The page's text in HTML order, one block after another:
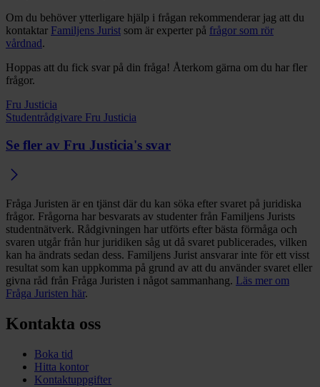
Om du behöver ytterligare hjälp i frågan rekommenderar jag att du
kontaktar Familjens Jurist som är experter på frågor som rör
vårdnad.
Hoppas att du fick svar på din fråga! Återkom gärna om du har fler
frågor.
Fru Justicia
Studentrådgivare Fru Justicia
Se fler av Fru Justicia's svar
Fråga Juristen är en tjänst där du kan söka efter svaret på juridiska
frågor. Frågorna har besvarats av studenter från Familjens Jurists
studentnätverk. Rådgivningen har utförts efter bästa förmåga och
svaren utgår från hur juridiken såg ut då svaret publicerades, vilken
kan ha ändrats sedan dess. Familjens Jurist ansvarar inte för ett visst
resultat som kan uppkomma på grund av att du använder svaret eller
givna råd från Fråga Juristen i något sammanhang. Läs mer om
Fråga Juristen här.
Kontakta oss
Boka tid
Hitta kontor
Kontaktuppgifter